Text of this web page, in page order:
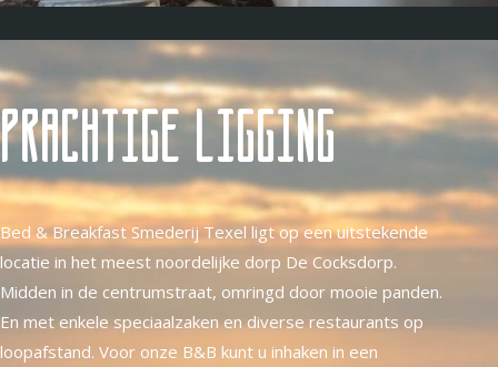
Prachtige ligging
Bed & Breakfast Smederij Texel ligt op een uitstekende
locatie in het meest noordelijke dorp De Cocksdorp.
Midden in de centrumstraat, omringd door mooie panden.
En met enkele speciaalzaken en diverse restaurants op
loopafstand. Voor onze B&B kunt u inhaken in een